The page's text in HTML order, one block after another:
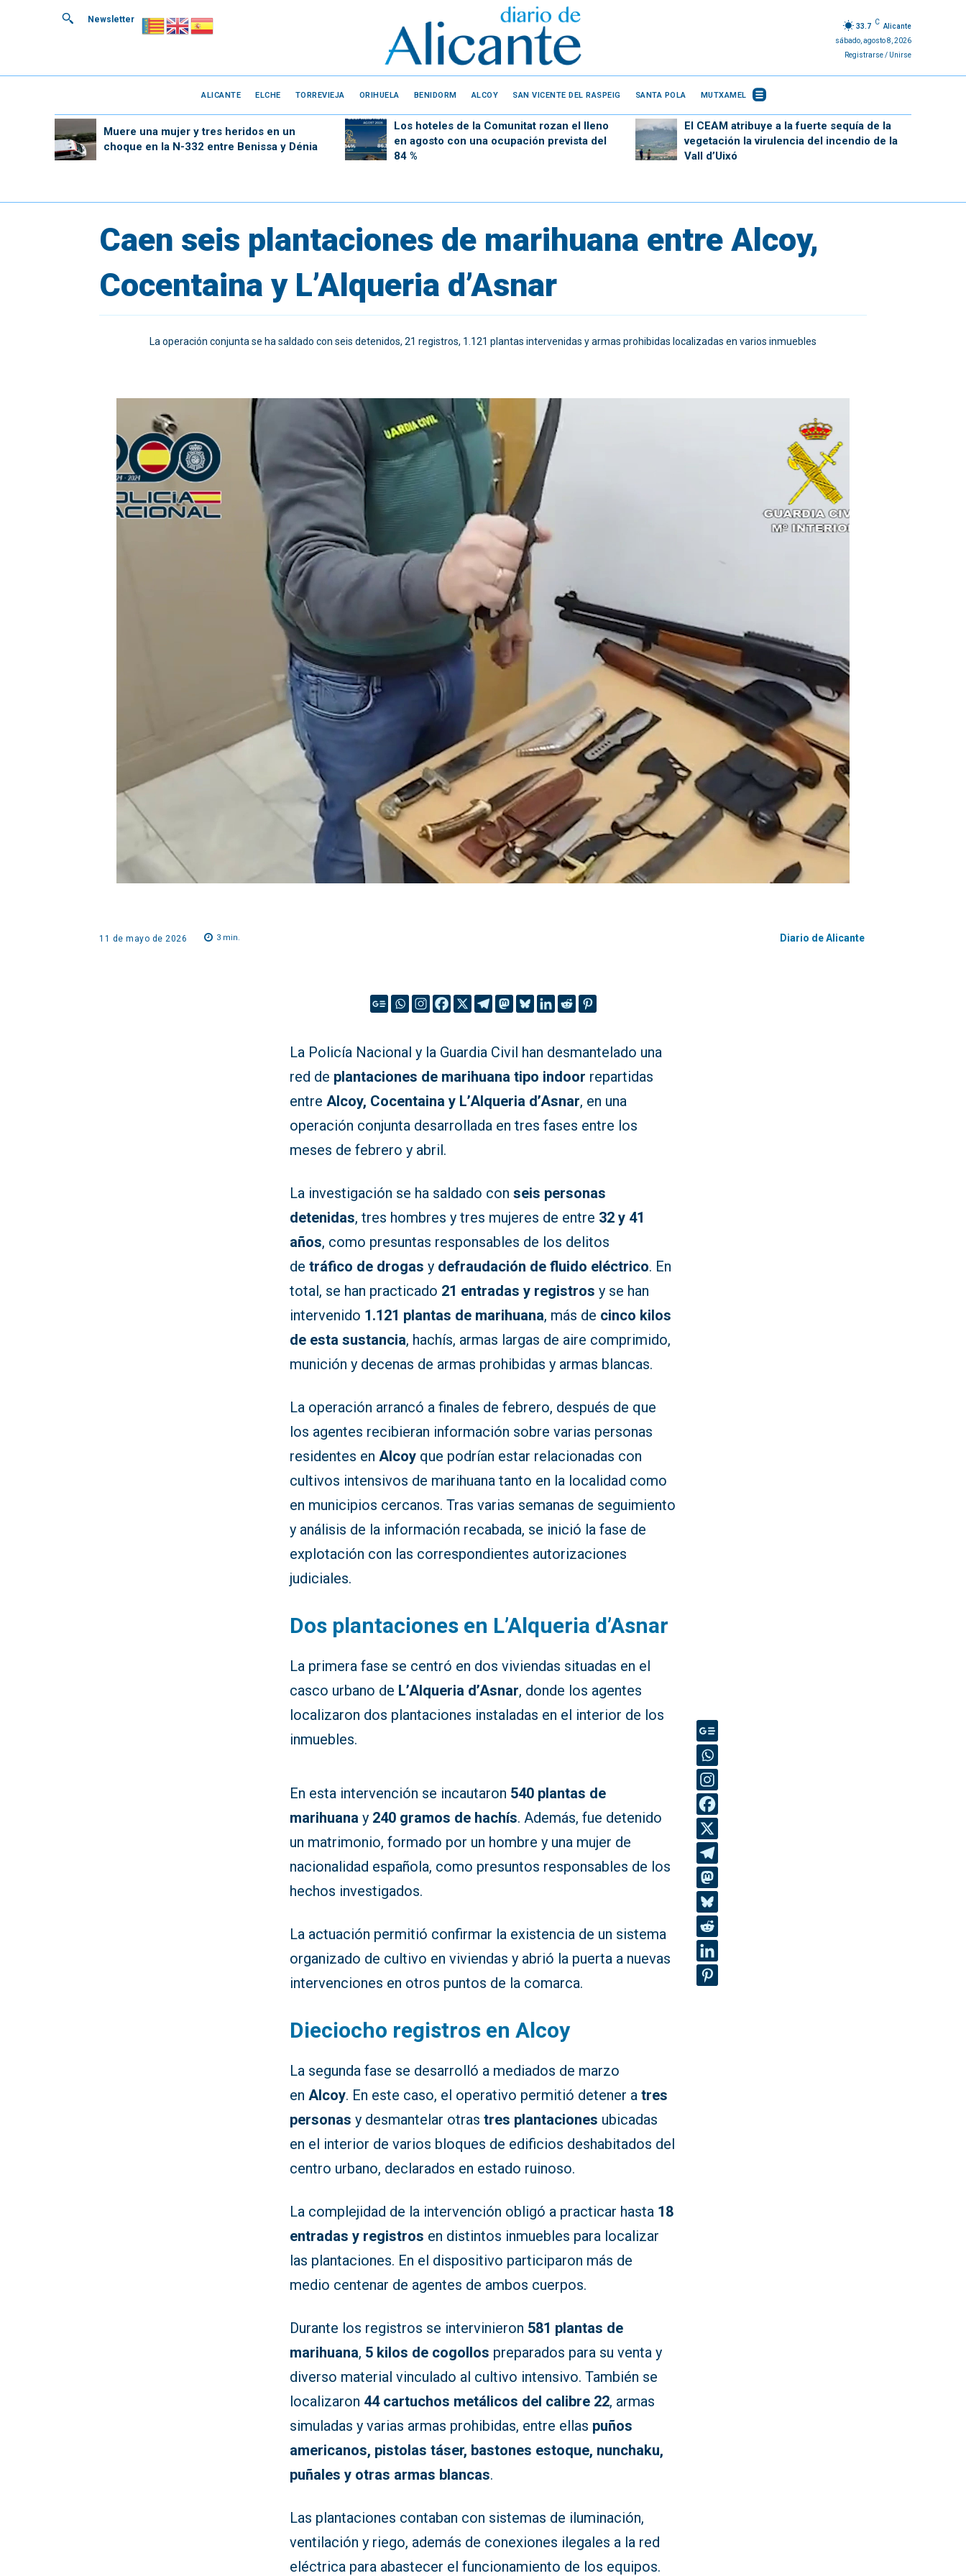
Newsletter
33.7
C
Alicante
sábado, agosto 8, 2026
Registrarse / Unirse
ALICANTE ELCHE TORREVIEJA ORIHUELA BENIDORM ALCOY SAN VICENTE DEL RASPEIG SANTA POLA MUTXAMEL
Muere una mujer y tres heridos en un
choque en la N-332 entre Benissa y Dénia
Los hoteles de la Comunitat rozan el lleno
en agosto con una ocupación prevista del
84 %
El CEAM atribuye a la fuerte sequía de la
vegetación la virulencia del incendio de la
Vall d’Uixó
Caen seis plantaciones de marihuana entre Alcoy,
Cocentaina y L’Alqueria d’Asnar
La operación conjunta se ha saldado con seis detenidos, 21 registros, 1.121 plantas intervenidas y armas prohibidas localizadas en varios inmuebles
11 de mayo de 2026 3 min. Diario de Alicante
La Policía Nacional y la Guardia Civil han desmantelado una
red de plantaciones de marihuana tipo indoor repartidas
entreAlcoy, Cocentaina y L’Alqueria d’Asnar, en una
operación conjunta desarrollada en tres fases entre los
meses de febrero y abril.
La investigación se ha saldado conseis personas
detenidas, tres hombres y tres mujeres de entre 32 y 41
años, como presuntas responsables de los delitos
detráfico de drogas y defraudación de fluido eléctrico. En
total, se han practicado 21 entradas y registros y se han
intervenido 1.121 plantas de marihuana, más de cinco kilos
de esta sustancia, hachís, armas largas de aire comprimido,
munición y decenas de armas prohibidas y armas blancas.
La operación arrancó a finales de febrero, después de que
los agentes recibieran información sobre varias personas
residentes enAlcoy que podrían estar relacionadas con
cultivos intensivos de marihuana tanto en la localidad como
en municipios cercanos. Tras varias semanas de seguimiento
y análisis de la información recabada, se inició la fase de
explotación con las correspondientes autorizaciones
judiciales.
Dos plantaciones en L’Alqueria d’Asnar
La primera fase se centró en dos viviendas situadas en el
casco urbano de L’Alqueria d’Asnar, donde los agentes
localizaron dos plantaciones instaladas en el interior de los
inmuebles.
En esta intervención se incautaron 540 plantas de
marihuana y 240 gramos de hachís. Además, fue detenido
un matrimonio, formado por un hombre y una mujer de
nacionalidad española, como presuntos responsables de los
hechos investigados.
La actuación permitió confirmar la existencia de un sistema
organizado de cultivo en viviendas y abrió la puerta a nuevas
intervenciones en otros puntos de la comarca.
Dieciocho registros en Alcoy
La segunda fase se desarrolló a mediados de marzo
enAlcoy. En este caso, el operativo permitió detener atres
personas y desmantelar otrastres plantaciones ubicadas
en el interior de varios bloques de edificios deshabitados del
centro urbano, declarados en estado ruinoso.
La complejidad de la intervención obligó a practicar hasta 18
entradas y registros en distintos inmuebles para localizar
las plantaciones. En el dispositivo participaron más de
medio centenar de agentes de ambos cuerpos.
Durante los registros se intervinieron 581 plantas de
marihuana, 5 kilos de cogollos preparados para su venta y
diverso material vinculado al cultivo intensivo. También se
localizaron 44 cartuchos metálicos del calibre 22, armas
simuladas y varias armas prohibidas, entre ellas puños
americanos, pistolas táser, bastones estoque, nunchaku,
puñales y otras armas blancas.
Las plantaciones contaban con sistemas de iluminación,
ventilación y riego, además de conexiones ilegales a la red
eléctrica para abastecer el funcionamiento de los equipos.